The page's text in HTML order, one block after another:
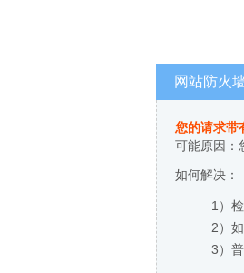
网站防火
您的请求带
可能原因：
如何解决：
1）
2）
3）